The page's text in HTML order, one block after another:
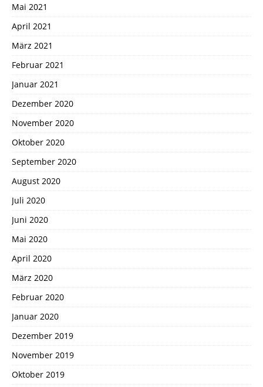
Mai 2021
April 2021
März 2021
Februar 2021
Januar 2021
Dezember 2020
November 2020
Oktober 2020
September 2020
August 2020
Juli 2020
Juni 2020
Mai 2020
April 2020
März 2020
Februar 2020
Januar 2020
Dezember 2019
November 2019
Oktober 2019